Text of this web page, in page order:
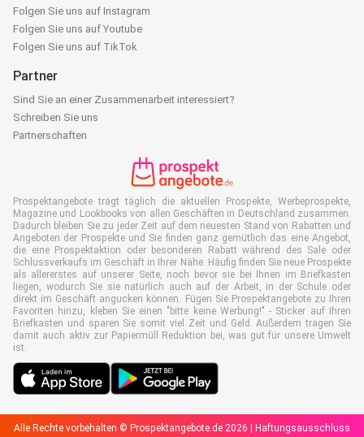
Folgen Sie uns auf Instagram
Folgen Sie uns auf Youtube
Folgen Sie uns auf TikTok
Partner
Sind Sie an einer Zusammenarbeit interessiert?
Schreiben Sie uns
Partnerschaften
Prospektangebote trägt täglich die aktuellen Prospekte, Werbeprospekte,
Magazine und Lookbooks von allen Geschäften in Deutschland zusammen.
Dadurch bleiben Sie zu jeder Zeit auf dem neuesten Stand von Rabatten und
Angeboten der Prospekte und Sie finden ganz gemütlich das eine Angebot,
die eine Prospektaktion oder besonderen Rabatt während des Sale oder
Schlussverkaufs im Geschäft in Ihrer Nähe. Häufig finden Sie neue Prospekte
als allererstes auf unserer Seite, noch bevor sie bei Ihnen im Briefkasten
liegen, wodurch Sie sie natürlich auch auf der Arbeit, in der Schule oder
direkt im Geschäft angucken können. Fügen Sie Prospektangebote zu Ihren
Favoriten hinzu, kleben Sie einen "bitte keine Werbung!" - Sticker auf Ihren
Briefkasten und sparen Sie somit viel Zeit und Geld. Außerdem tragen Sie
damit auch aktiv zur Papiermüll Reduktion bei, was gut für unsere Umwelt
ist.
Alle Rechte vorbehalten © Prospektangebote.de 2026 | Haftungsausschluss